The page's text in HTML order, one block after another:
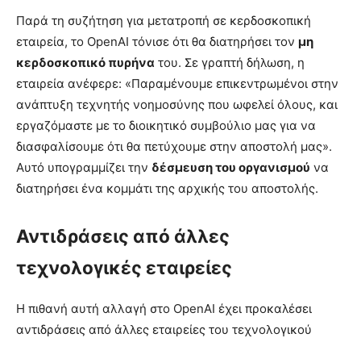
Παρά τη συζήτηση για μετατροπή σε κερδοσκοπική
εταιρεία, το OpenAI τόνισε ότι θα διατηρήσει τον μη
κερδοσκοπικό πυρήνα του. Σε γραπτή δήλωση, η
εταιρεία ανέφερε: «Παραμένουμε επικεντρωμένοι στην
ανάπτυξη τεχνητής νοημοσύνης που ωφελεί όλους, και
εργαζόμαστε με το διοικητικό συμβούλιο μας για να
διασφαλίσουμε ότι θα πετύχουμε στην αποστολή μας».
Αυτό υπογραμμίζει την δέσμευση του οργανισμού να
διατηρήσει ένα κομμάτι της αρχικής του αποστολής.
Αντιδράσεις από άλλες
τεχνολογικές εταιρείες
Η πιθανή αυτή αλλαγή στο OpenAI έχει προκαλέσει
αντιδράσεις από άλλες εταιρείες του τεχνολογικού